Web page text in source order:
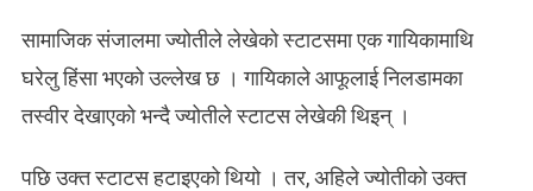
सामाजिक संजालमा ज्योतीले लेखेको स्टाटसमा एक गायिकामाथि
घरेलु हिंसा भएको उल्लेख छ । गायिकाले आफूलाई निलडामका
तस्वीर देखाएको भन्दै ज्योतीले स्टाटस लेखेकी थिइन् ।
पछि उक्त स्टाटस हटाइएको थियो । तर, अहिले ज्योतीको उक्त